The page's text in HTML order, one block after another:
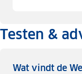
Testen &
Wat vindt de